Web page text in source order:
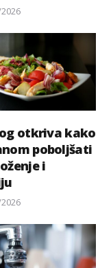
otkriva kako
poboljšati
i